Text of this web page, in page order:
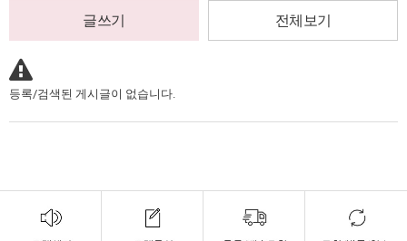
글쓰기 전체보기
등록/검색된 게시글이 없습니다.